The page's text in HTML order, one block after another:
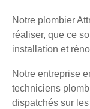
Notre plombier
réaliser, que ce
installation et
Notre entreprise
techniciens
dispatchés sur